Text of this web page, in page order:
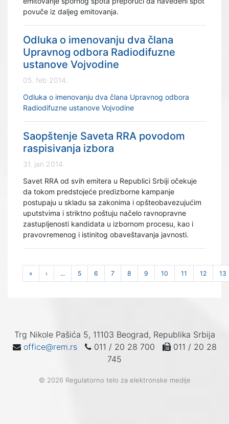
povuče iz daljeg emitovanja.
Odluka o imenovanju dva člana
Upravnog odbora Radiodifuzne
ustanove Vojvodine
05. feb 2014.
Odluka o imenovanju dva člana Upravnog odbora
Radiodifuzne ustanove Vojvodine
Saopštenje Saveta RRA povodom
raspisivanja izbora
31. jan 2014.
Savet RRA od svih emitera u Republici Srbiji očekuje
da tokom predstojeće predizborne kampanje
postupaju u skladu sa zakonima i opšteobavezujućim
uputstvima i striktno poštuju načelo ravnopravne
zastupljenosti kandidata u izbornom procesu, kao i
pravovremenog i istinitog obaveštavanja javnosti.
« ‹ ... 5 6 7 8 9 10 11 12 13
Trg Nikole Pašića 5, 11103 Beograd, Republika Srbija
office@rem.rs
011 / 20 28 700
011 / 20 28
745
© 2026 Regulatorno telo za elektronske medije